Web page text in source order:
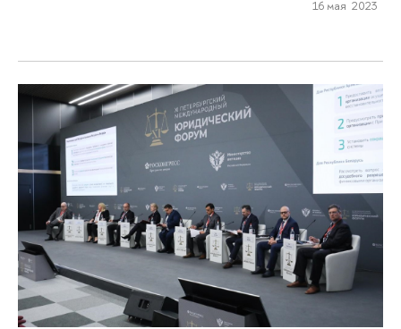
16 мая 2023